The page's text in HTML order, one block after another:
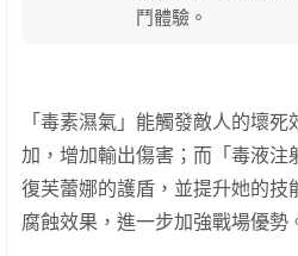
鬥體驗。
「毒素濕氣」能觸發敵人的壞
加，增加輸出傷害；而「毒液注
復芙蕾娜的護盾，並提升她的技
腐蝕效果，進一步加強戰場優勢